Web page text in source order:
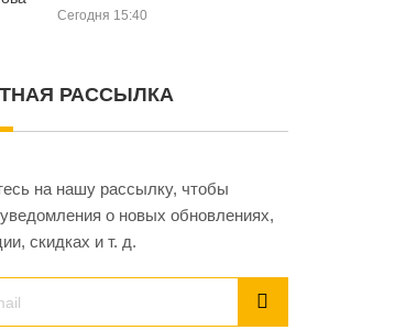
Сегодня 15:40
РАССЫЛКА
на нашу рассылку, чтобы
о новых обновлениях,
скидках и т. д.